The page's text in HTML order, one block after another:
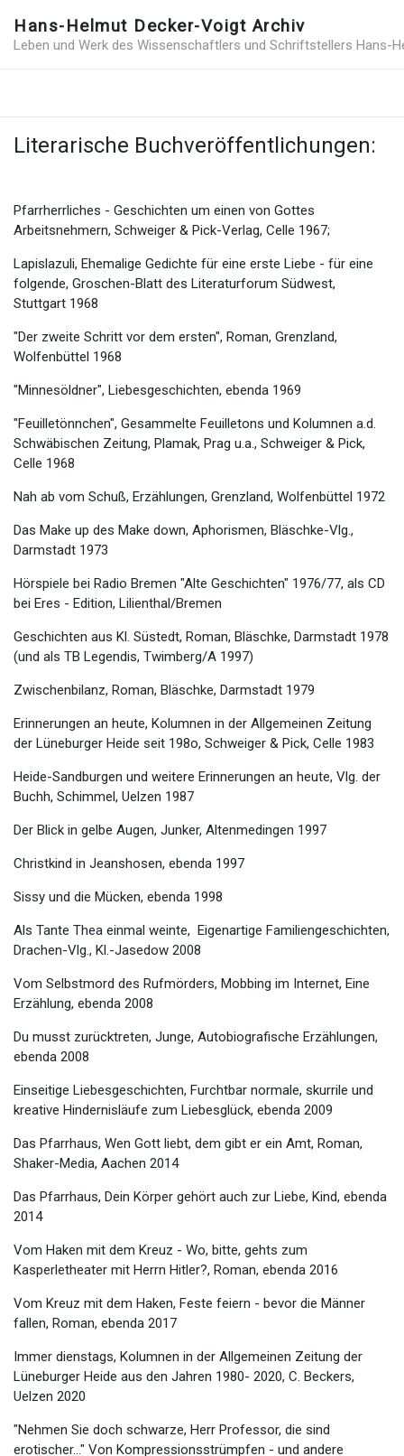
Hans-Helmut Decker-Voigt Archiv
Leben und Werk des Wissenschaftlers und Schriftstellers Hans-
Literarische Buchveröffentlichungen:
Pfarrherrliches - Geschichten um einen von Gottes
Arbeitsnehmern, Schweiger & Pick-Verlag, Celle 1967;
Lapislazuli, Ehemalige Gedichte für eine erste Liebe - für eine
folgende, Groschen-Blatt des Literaturforum Südwest,
Stuttgart 1968
"Der zweite Schritt vor dem ersten", Roman, Grenzland,
Wolfenbüttel 1968
"Minnesöldner", Liebesgeschichten, ebenda 1969
"Feuilletönnchen", Gesammelte Feuilletons und Kolumnen a.d.
Schwäbischen Zeitung, Plamak, Prag u.a., Schweiger & Pick,
Celle 1968
Nah ab vom Schuß, Erzählungen, Grenzland, Wolfenbüttel 1972
Das Make up des Make down, Aphorismen, Bläschke-Vlg.,
Darmstadt 1973
Hörspiele bei Radio Bremen "Alte Geschichten" 1976/77, als CD
bei Eres - Edition, Lilienthal/Bremen
Geschichten aus Kl. Süstedt, Roman, Bläschke, Darmstadt 1978
(und als TB Legendis, Twimberg/A 1997)
Zwischenbilanz, Roman, Bläschke, Darmstadt 1979
Erinnerungen an heute, Kolumnen in der Allgemeinen Zeitung
der Lüneburger Heide seit 198o, Schweiger & Pick, Celle 1983
Heide-Sandburgen und weitere Erinnerungen an heute, Vlg. der
Buchh, Schimmel, Uelzen 1987
Der Blick in gelbe Augen, Junker, Altenmedingen 1997
Christkind in Jeanshosen, ebenda 1997
Sissy und die Mücken, ebenda 1998
Als Tante Thea einmal weinte, Eigenartige Familiengeschichten,
Drachen-Vlg., Kl.-Jasedow 2008
Vom Selbstmord des Rufmörders, Mobbing im Internet, Eine
Erzählung, ebenda 2008
Du musst zurücktreten, Junge, Autobiografische Erzählungen,
ebenda 2008
Einseitige Liebesgeschichten, Furchtbar normale, skurrile und
kreative Hindernisläufe zum Liebesglück, ebenda 2009
Das Pfarrhaus, Wen Gott liebt, dem gibt er ein Amt, Roman,
Shaker-Media, Aachen 2014
Das Pfarrhaus, Dein Körper gehört auch zur Liebe, Kind, ebenda
2014
Vom Haken mit dem Kreuz - Wo, bitte, gehts zum
Kasperletheater mit Herrn Hitler?, Roman, ebenda 2016
Vom Kreuz mit dem Haken, Feste feiern - bevor die Männer
fallen, Roman, ebenda 2017
Immer dienstags, Kolumnen in der Allgemeinen Zeitung der
Lüneburger Heide aus den Jahren 1980- 2020, C. Beckers,
Uelzen 2020
"Nehmen Sie doch schwarze, Herr Professor, die sind
erotischer..." Von Kompressionsstrümpfen - und andere